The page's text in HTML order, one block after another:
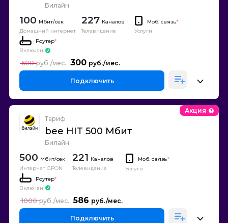
Билайн
100
Домашний интернет
227 Каналов
Телевидение
Моб. связь*
Услуги
Роутер*
Включен
300
600
Подключить
Тариф
bee HIT 500 Мбит
Билайн
Акция
500
Интернет GPON
221 Каналов
Телевидение
Моб. связь*
Услуги
Роутер*
Включен
586
1000
Подключить